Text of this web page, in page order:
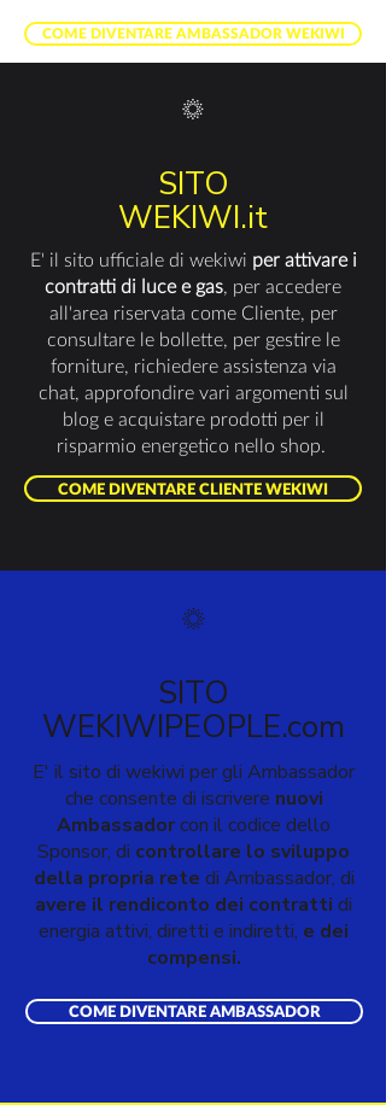
COME DIVENTARE AMBASSADOR WEKIWI
SITO
WEKIWI.it
E' il sito ufficiale di wekiwi per attivare i
contratti di luce e gas, per accedere
all'area riservata come Cliente, per
consultare le bollette, per gestire le
forniture, richiedere assistenza via
chat, approfondire vari argomenti sul
blog e acquistare prodotti per il
risparmio energetico nello shop.
COME DIVENTARE CLIENTE WEKIWI
SITO
WEKIWIPEOPLE.com
E' il sito di wekiwi per gli Ambassador
che consente di iscrivere nuovi
Ambassadorcon il codice dello
Sponsor, di controllare lo sviluppo
della propria rete di Ambassador, di
avere il rendiconto dei contratti di
energia attivi, diretti e indiretti, e dei
compensi.
COME DIVENTARE AMBASSADOR